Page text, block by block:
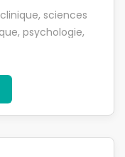
revue de
du projet
à
la future étude
des
sciences
psychologie,
pour la
dans un